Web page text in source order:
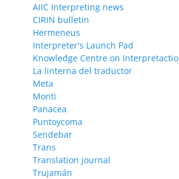
AIIC Interpreting news
CIRIN bulletin
Hermeneus
Interpreter's Launch Pad
Knowledge Centre on
La linterna del traductor
Meta
Monti
Panacea
Puntoycoma
Sendebar
Trans
Translation journal
Trujamán